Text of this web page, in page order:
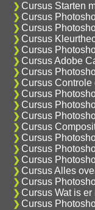
Cursus Starten
Cursus
Cursus
Cursus
Cursus
Cursus Adobe
Cursus
Cursus Controle
Cursus
Cursus
Cursus
Cursus
Cursus
Cursus
Cursus
Cursus Alles
Cursus
Cursus Wat is
Cursus